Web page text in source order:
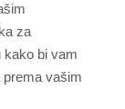
za
kako bi vam
prema vašim